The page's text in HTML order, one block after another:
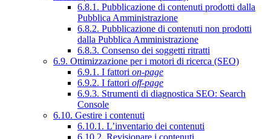
6.8.1. Pubblicazione di contenuti prodotti dalla
Pubblica Amministrazione
6.8.2. Pubblicazione di contenuti non prodotti
dalla Pubblica Amministrazione
6.8.3. Consenso dei soggetti ritratti
6.9. Ottimizzazione per i motori di ricerca (SEO)
6.9.1. I fattori on-page
6.9.2. I fattori off-page
6.9.3. Strumenti di diagnostica SEO: Search
Console
6.10. Gestire i contenuti
6.10.1. L’inventario dei contenuti
6.10.2. Revisionare i contenuti